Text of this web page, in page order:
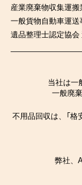
産業廃棄物収集運
一般貨物自動車運
遺品整理士認定協
当社は一
一般廃
不用品回収は、「格
弊社、